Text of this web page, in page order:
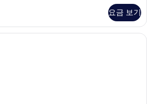
요금 보기
스탠다드 온돌 더블 | 고급 침구, 오리/